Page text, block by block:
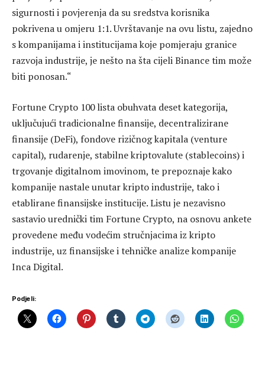
sigurnosti i povjerenja da su sredstva korisnika
pokrivena u omjeru 1:1. Uvrštavanje na ovu listu, zajedno
s kompanijama i institucijama koje pomjeraju granice
razvoja industrije, je nešto na šta cijeli Binance tim može
biti ponosan.“
Fortune Crypto 100 lista obuhvata deset kategorija,
uključujući tradicionalne finansije, decentralizirane
finansije (DeFi), fondove rizičnog kapitala (venture
capital), rudarenje, stabilne kriptovalute (stablecoins) i
trgovanje digitalnom imovinom, te prepoznaje kako
kompanije nastale unutar kripto industrije, tako i
etablirane finansijske institucije. Listu je nezavisno
sastavio urednički tim Fortune Crypto, na osnovu ankete
provedene među vodećim stručnjacima iz kripto
industrije, uz finansijske i tehničke analize kompanije
Inca Digital.
Podjeli: